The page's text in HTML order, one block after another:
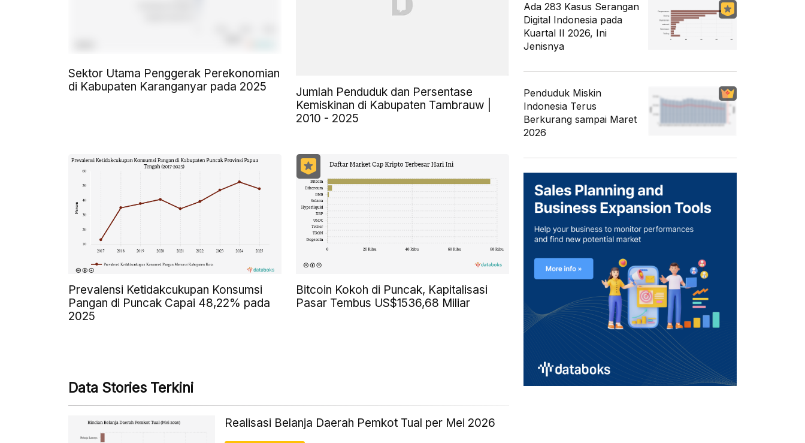
Sektor Utama Penggerak Perekonomian
di Kabupaten Karanganyar pada 2025
Jumlah Penduduk dan Persentase
Kemiskinan di Kabupaten Tambrauw |
2010 - 2025
Prevalensi Ketidakcukupan Konsumsi
Pangan di Puncak Capai 48,22% pada
2025
Bitcoin Kokoh di Puncak, Kapitalisasi
Pasar Tembus US$1536,68 Miliar
Data Stories Terkini
Realisasi Belanja Daerah Pemkot Tual per Mei 2026
Ada 283 Kasus Serangan
Digital Indonesia pada
Kuartal II 2026, Ini
Jenisnya
Penduduk Miskin
Indonesia Terus
Berkurang sampai Maret
2026